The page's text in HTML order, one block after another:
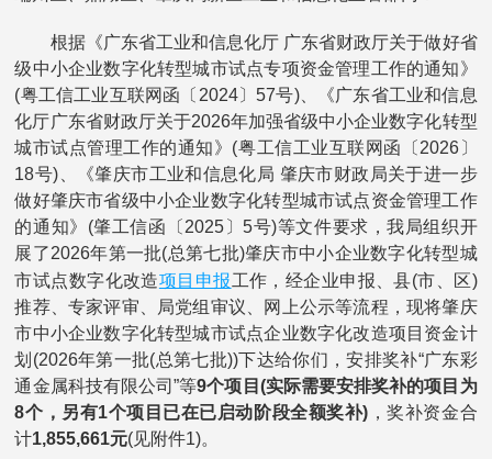
根据《广东省工业和信息化厅 广东省财政厅关于做好省
级中小企业数字化转型城市试点专项资金管理工作的通知》
(粤工信工业互联网函〔2024〕57号)、《广东省工业和信息
化厅广东省财政厅关于2026年加强省级中小企业数字化转型
城市试点管理工作的通知》(粤工信工业互联网函〔2026〕
18号)、《肇庆市工业和信息化局 肇庆市财政局关于进一步
做好肇庆市省级中小企业数字化转型城市试点资金管理工作
的通知》(肇工信函〔2025〕5号)等文件要求，我局组织开
展了2026年第一批(总第七批)肇庆市中小企业数字化转型城
市试点数字化改造项目申报工作，经企业申报、县(市、区)
推荐、专家评审、局党组审议、网上公示等流程，现将肇庆
市中小企业数字化转型城市试点企业数字化改造项目资金计
划(2026年第一批(总第七批))下达给你们，安排奖补“广东彩
通金属科技有限公司”等9个项目(实际需要安排奖补的项目为
8个，另有1个项目已在已启动阶段全额奖补) ，奖补资金合
计1,855,661元(见附件1)。